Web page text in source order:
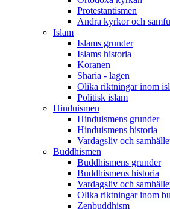
Protestantismen
Andra kyrkor och
Islam
Islams grunder
Islams historia
Koranen
Sharia - lagen
Olika riktningar inom
Politisk islam
Hinduismen
Hinduismens grunder
Hinduismens historia
Vardagsliv och
Buddhismen
Buddhismens grunder
Buddhismens historia
Vardagsliv och
Olika riktningar inom
Zenbuddhism